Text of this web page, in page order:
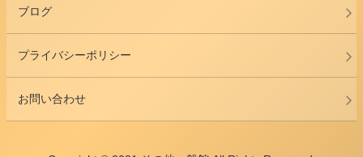
ブログ
プライバシーポリシー
お問い合わせ